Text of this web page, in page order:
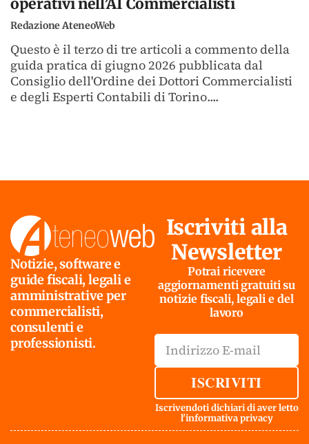
operativi nell’AI Commercialisti
Redazione AteneoWeb
Questo è il terzo di tre articoli a commento della
guida pratica di giugno 2026 pubblicata dal
Consiglio dell'Ordine dei Dottori Commercialisti
e degli Esperti Contabili di Torino....
Notizie, software e
guide fiscali, legali e
amministrative per
commercialisti,
consulenti e
professionisti.
Iscriviti alla
Newsletter
Potrai ricevere
aggiornamenti gratuiti su
notizie fiscali, legali e del
lavoro
ISCRIVITI
Iscrivendoti dichiari di aver letto
l'informativa privacy